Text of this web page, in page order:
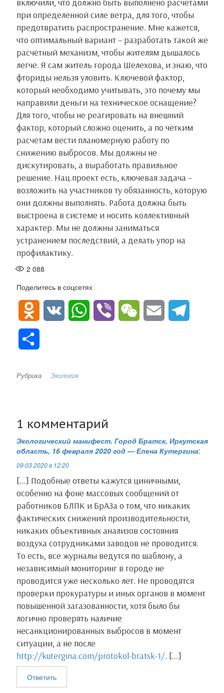
при определённой силе ветра, для того, чтобы
предотвратить распространение. Мне кажется,
что оптимальный вариант – разработать такой же
расчётный механизм, чтобы жителям дышалось
легче. Я сам житель города Шелехова, и знаю, что
фториды нельзя уловить. Ключевой фактор,
который необходимо учитывать, это почему мы
направили деньги на техническое оснащение?
Для того, чтобы не реагировать на внешний
фактор, который сложно оценить, а по чётким
расчётам вести планомерную работу по
снижению выбросов. Мы должны не
дискутировать, а выработать правильное
решение. Нац.проект есть, ключевая задача –
возложить на участников ту обязанность, которую
они должны выполнять. Работа должна быть
выстроена в системе и носить коллективный
характер. Мы не должны заниматься
устранением последствий, а делать упор на
профилактику.
2 088
Поделитесь в соцсетях
o
s
s
n
i
k
i
W
p
p
W
m
п
а
в
и
т
ь
Рубрика Экология
1 комментарий
Экологический манифест. Город Братск, Иркутская
область, 16 февраля 2020 год — Елена Кутергина:
09.03.2020 в 12:20
[…] Подобные ответы кажутся циничными,
особенно на фоне массовых сообщений от
работников БЛПК и БрАЗа о том, что никаких
фактических снижений производительности,
никаких объективных анализов состояния
воздуха сотрудниками заводов не проводится.
То есть, все журналы ведутся по шаблону, а
независимый мониторинг в городе не
проводится уже несколько лет. Не проводятся
проверки прокуратуры и иных органов в момент
повышенной загазованности, хотя было бы
логично проверять наличие
несанкционированных выбросов в момент
ситуации, а не после
http://kutergina.com/protokol-bratsk-1/. […]
Ответить